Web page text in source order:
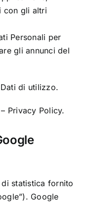
con gli altri
Personali per
gli annunci del
di utilizzo.
Privacy Policy.
statistica fornito
Google